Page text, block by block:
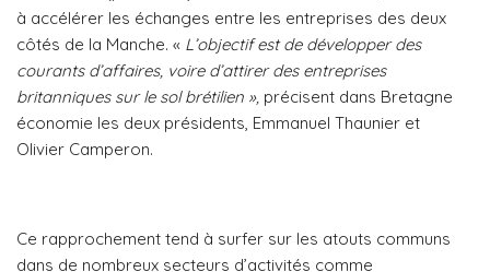
à accélérer les échanges entre les entreprises des deux
côtés de la Manche. « L’objectif est de développer des
courants d’affaires, voire d’attirer des entreprises
britanniques sur le sol brétilien », précisent dans Bretagne
économie les deux présidents, Emmanuel Thaunier et
Olivier Camperon.
Ce rapprochement tend à surfer sur les atouts communs
dans de nombreux secteurs d’activités comme